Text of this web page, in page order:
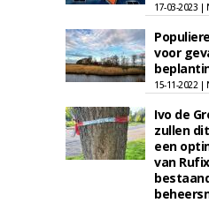
17-03-2023 |
voor
15-11-2022 |
Ivo de
zullen
een
van